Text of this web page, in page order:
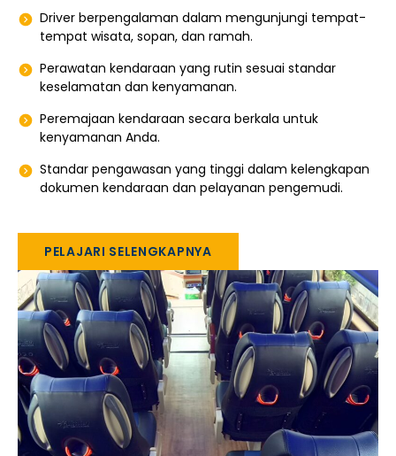
Driver berpengalaman dalam mengunjungi tempat-
tempat wisata, sopan, dan ramah.
Perawatan kendaraan yang rutin sesuai standar
keselamatan dan kenyamanan.
Peremajaan kendaraan secara berkala untuk
kenyamanan Anda.
Standar pengawasan yang tinggi dalam kelengkapan
dokumen kendaraan dan pelayanan pengemudi.
PELAJARI SELENGKAPNYA